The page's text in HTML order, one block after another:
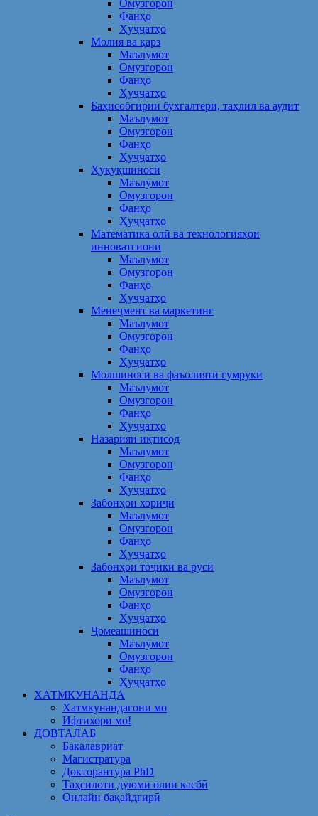
Омузгорон
Фанҳо
Ҳуҷҷатҳо
Молия ва қарз
Маълумот
Омузгорон
Фанҳо
Ҳуҷҷатҳо
Баҳисобгирии бухгалтерӣ, таҳлил ва аудит
Маълумот
Омузгорон
Фанҳо
Ҳуҷҷатҳо
Ҳуқуқшиносӣ
Маълумот
Омузгорон
Фанҳо
Ҳуҷҷатҳо
Математика олӣ ва технологияҳои
инноватсионӣ
Маълумот
Омузгорон
Фанҳо
Ҳуҷҷатҳо
Менеҷмент ва маркетинг
Маълумот
Омузгорон
Фанҳо
Ҳуҷҷатҳо
Молшиносӣ ва фаъолияти гумрукӣ
Маълумот
Омузгорон
Фанҳо
Ҳуҷҷатҳо
Назарияи иқтисод
Маълумот
Омузгорон
Фанҳо
Ҳуҷҷатҳо
Забонҳои хориҷӣ
Маълумот
Омузгорон
Фанҳо
Ҳуҷҷатҳо
Забонҳои тоҷикӣ ва русӣ
Маълумот
Омузгорон
Фанҳо
Ҳуҷҷатҳо
Ҷомеашиносӣ
Маълумот
Омузгорон
Фанҳо
Ҳуҷҷатҳо
ХАТМКУНАНДА
Хатмкунандагони мо
Ифтихори мо!
ДОВТАЛАБ
Бакалавриат
Магистратура
Докторантура PhD
Таҳсилоти дуюми олии касбӣ
Онлайн бақайдгирӣ